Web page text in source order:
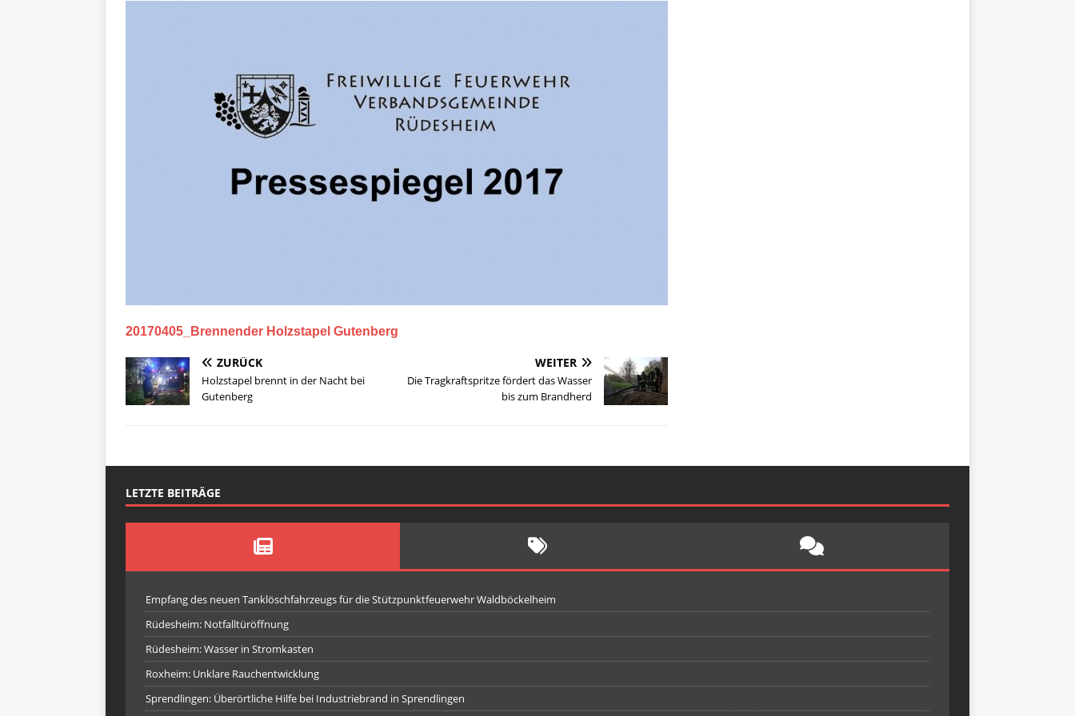
20170405_Brennender Holzstapel Gutenberg
ZURÜCK
Holzstapel brennt in der Nacht bei
Gutenberg
WEITER
Die Tragkraftspritze fördert das Wasser
bis zum Brandherd
LETZTE BEITRÄGE
Empfang des neuen Tanklöschfahrzeugs für die Stützpunktfeuerwehr Waldböckelheim
Rüdesheim: Notfalltüröffnung
Rüdesheim: Wasser in Stromkasten
Roxheim: Unklare Rauchentwicklung
Sprendlingen: Überörtliche Hilfe bei Industriebrand in Sprendlingen